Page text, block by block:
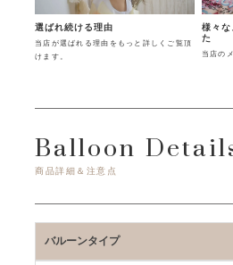
選ばれ続ける理由
当店が選ばれる理由をもっと詳しくご覧頂
けます。
様々な
た
当店の
Balloon
商品詳細＆注意点
バルーンタイプ